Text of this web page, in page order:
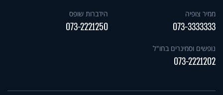
ממיר צופיה
073-3333333
הידברות שופס
073-2221250
נופשים וסמינרים בחו"ל
073-2221202